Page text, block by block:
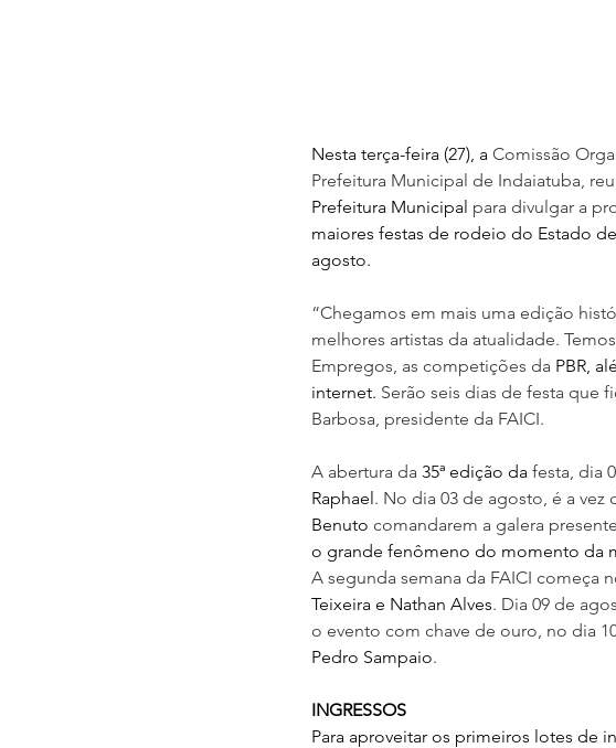
Nesta terça-feira (27), a Comissão
Prefeitura Municipal de Indaiatuba,
Prefeitura Municipal para divulgar a
maiores festas de rodeio do Estado
agosto.
“Chegamos em mais uma edição
melhores artistas da atualidade.
Empregos, as competições da PBR,
internet. Serão seis dias de festa que
Barbosa, presidente da FAICI.
A abertura da 35ª edição da festa, dia
Raphael. No dia 03 de agosto, é a vez
Benuto comandarem a galera
o grande fenômeno do momento da
A segunda semana da FAICI começa
Teixeira e Nathan Alves. Dia 09 de
o evento com chave de ouro, no dia
Pedro Sampaio.
INGRESSOS
Para aproveitar os primeiros lotes de